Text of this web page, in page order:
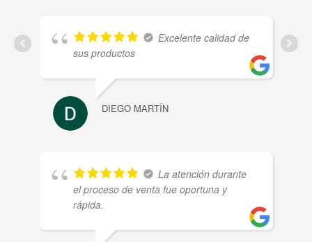
Excelente calidad de
sus productos
DIEGO MARTÍN
La atención durante
el proceso de venta fue oportuna y
rápida.